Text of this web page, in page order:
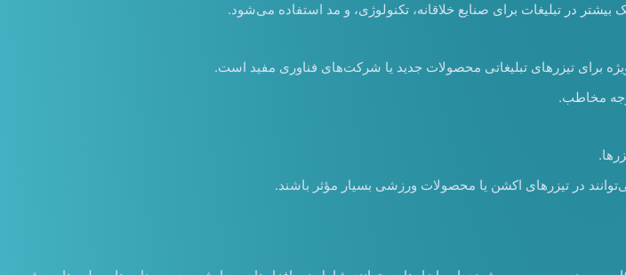
در تبلیغات برای صنایع خلاقانه، تکنولوژی، و مد استفاده می‌شود.
برای تیزرهای تبلیغاتی محصولات جدید یا شرکت‌های فناوری مفید است.